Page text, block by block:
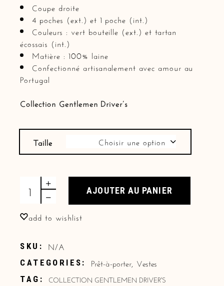
Coupe droite
4 poches (ext.) et 1 poche (int.)
Couleurs : vert bouteille (ext.) et tartan
écossais (int.)
Matière : 100% laine
Confectionné artisanalement avec amour au
Portugal
Collection Gentlemen Driver’s
Taille Choisir une option
Surchemise vert bouteille quantity
AJOUTER AU PANIER
add to wishlist
SKU: N/A
CATEGORIES: Prêt-à-porter, Vestes
TAG: COLLECTION GENTLEMEN DRIVER'S